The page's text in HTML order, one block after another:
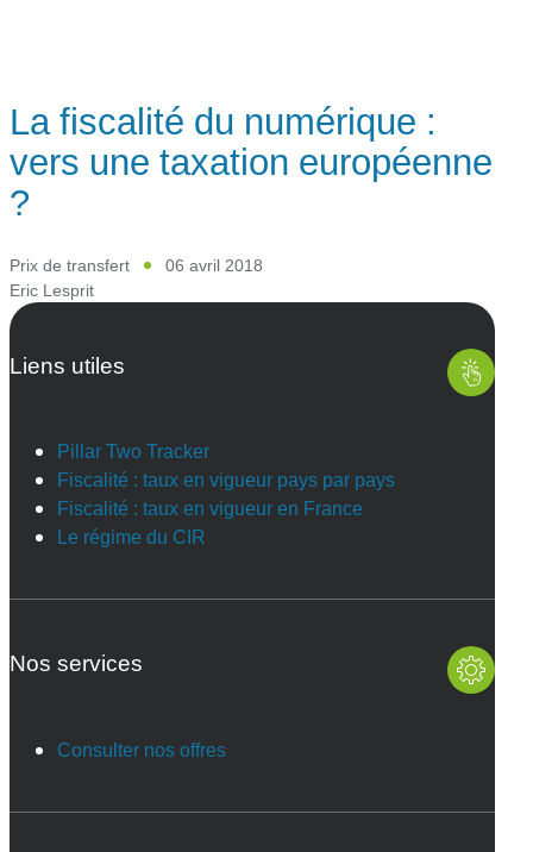
La fiscalité du numérique :
vers une taxation européenne
?
Prix de transfert
06 avril 2018
Eric Lesprit
Liens utiles
Pillar Two Tracker
Fiscalité : taux en vigueur pays par pays
Fiscalité : taux en vigueur en France
Le régime du CIR
Nos services
Consulter nos offres